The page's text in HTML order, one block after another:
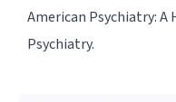
American Psychiatry: A
Psychiatry.